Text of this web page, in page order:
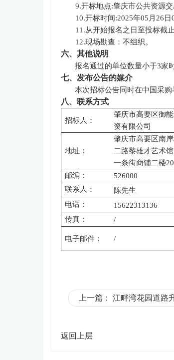
9.开标地点:肇庆市公共资源
10.开标时间:2025年05月 26 日
11.从开始报名之日至投标截
12.现场勘查：不组织。
六、其他说明
报名通过的单位数量小于3家
七、发布公告的媒介
本次招标公告同时在中国采购
八、联系方式
招标人：
肇庆市高要区御
资有限公司
地址：
肇庆市高要区南
二路黎雄才艺术
一条街商铺二楼
邮编：
526000
联系人：
陈先生
电话：
15622313136
传真：
/
电子邮件： /
上一篇： 江畔湾花园道路
返回上层